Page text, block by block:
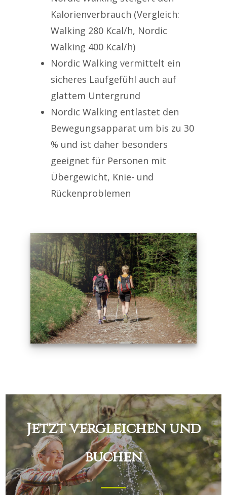
Kalorienverbrauch (Vergleich:
Walking 280 Kcal/h, Nordic
Walking 400 Kcal/h)
Nordic Walking vermittelt ein
sicheres Laufgefühl auch auf
glattem Untergrund
Nordic Walking entlastet den
Bewegungsapparat um bis zu 30
% und ist daher besonders
geeignet für Personen mit
Übergewicht, Knie- und
Rückenproblemen
Jetzt vergleichen und
buchen